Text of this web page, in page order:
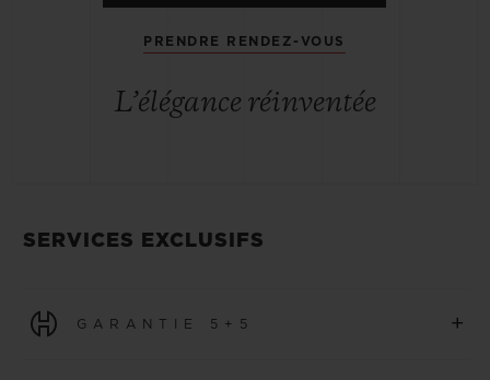
PRENDRE RENDEZ-VOUS
L’élégance réinventée
SERVICES EXCLUSIFS
GARANTIE 5+5 +